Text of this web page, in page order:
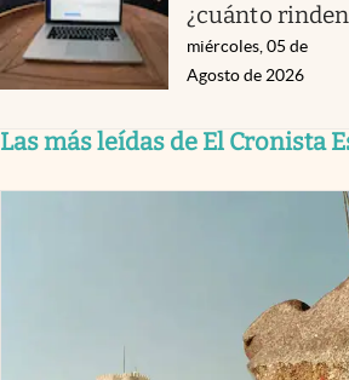
¿cuánto
miércoles, 05 de
Agosto de 2026
Las más leídas de El Cronista